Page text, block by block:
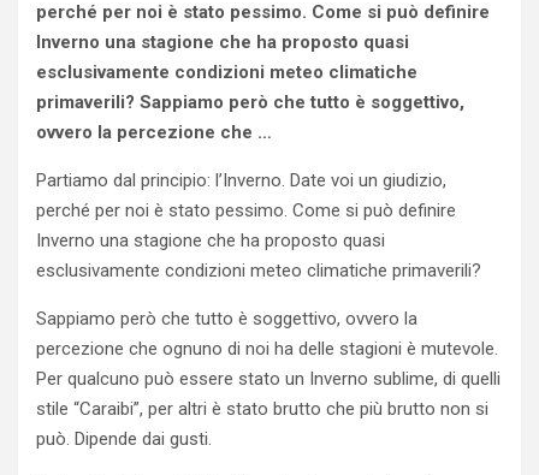
perché per noi è stato pessimo. Come si può definire
Inverno una stagione che ha proposto quasi
esclusivamente condizioni meteo climatiche
primaverili? Sappiamo però che tutto è soggettivo,
ovvero la percezione che …
Partiamo dal principio: l’Inverno. Date voi un giudizio,
perché per noi è stato pessimo. Come si può definire
Inverno una stagione che ha proposto quasi
esclusivamente condizioni meteo climatiche primaverili?
Sappiamo però che tutto è soggettivo, ovvero la
percezione che ognuno di noi ha delle stagioni è mutevole.
Per qualcuno può essere stato un Inverno sublime, di quelli
stile “Caraibi”, per altri è stato brutto che più brutto non si
può. Dipende dai gusti.